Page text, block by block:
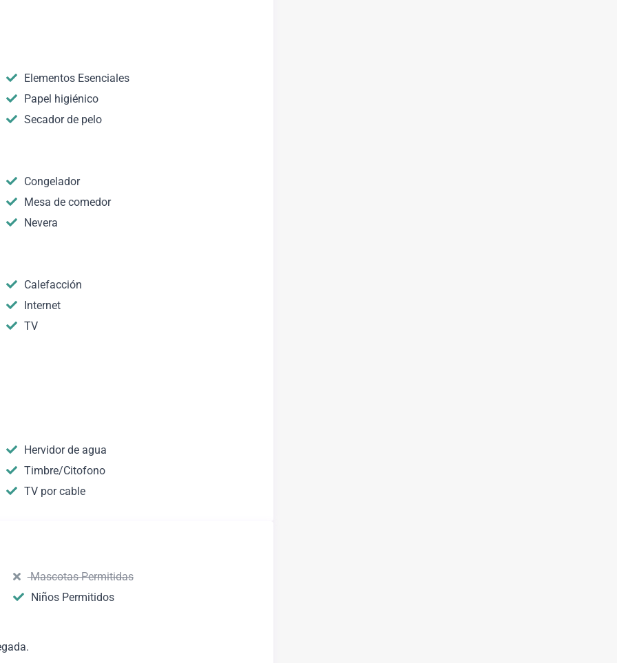
Elementos Esenciales
Papel higiénico
Secador de pelo
Congelador
Mesa de comedor
Nevera
Calefacción
Internet
TV
Hervidor de agua
Timbre/Citofono
TV por cable
Mascotas Permitidas
Niños Permitidos